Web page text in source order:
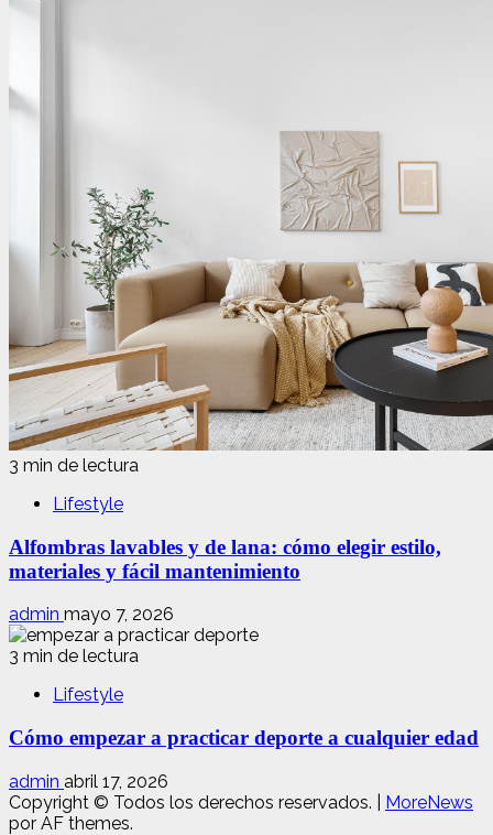
3 min de lectura
Lifestyle
Alfombras lavables y de lana: cómo elegir estilo,
materiales y fácil mantenimiento
admin mayo 7, 2026
3 min de lectura
Lifestyle
Cómo empezar a practicar deporte a cualquier edad
admin abril 17, 2026
Copyright © Todos los derechos reservados.
MoreNews
por AF themes.